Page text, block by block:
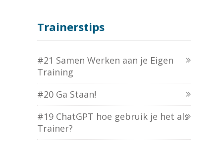
Trainerstips
#21 Samen Werken aan je Eigen
Training
#20 Ga Staan!
#19 ChatGPT hoe gebruik je het als
Trainer?